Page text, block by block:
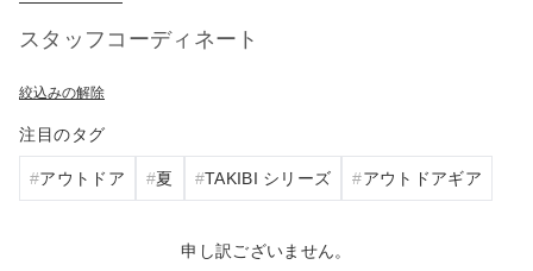
スタッフコーディネート
絞込みの解除
注目のタグ
アウトドア 夏 TAKIBI シリーズ アウトドアギア
申し訳ございません。